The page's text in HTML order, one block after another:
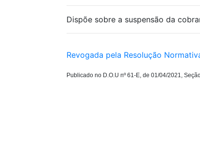
Dispõe sobre a suspensão da
Revogada pela Resolução
Publicado no D.O.U nº 61-E, de 01/04/2021,